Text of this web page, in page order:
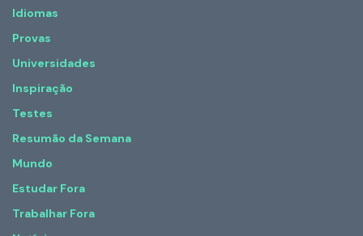
Idiomas
Provas
Universidades
Inspiração
Testes
Resumão da Semana
Mundo
Estudar Fora
Trabalhar Fora